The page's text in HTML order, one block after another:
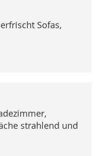
Sofas,
strahlend und